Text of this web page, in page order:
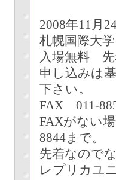
2008年11月
札幌国際大
入場無料 先
申し込みは
下さい。
FAX 011-
FAXがない
8844まで。
先着なので
レプリカユ